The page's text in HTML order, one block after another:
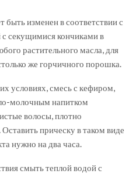
быть изменен в соответствии с
секущимися кончиками в
растительного масла, для
же горчичного порошка.
условиях, смесь с кефиром,
молочным напитком
волосы, плотно
прическу в таком виде
нужно на два часа.
смыть теплой водой с